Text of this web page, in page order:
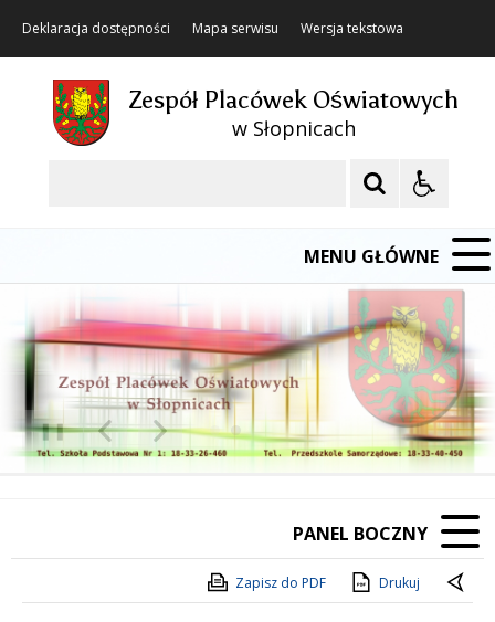
Deklaracja dostępności Mapa serwisu Wersja tekstowa
Zespół Placówek Oświatowych
w Słopnicach
MENU GŁÓWNE
Poprzedni Element
Następny Element
❚❚
PANEL BOCZNY
Zapisz do PDF Drukuj